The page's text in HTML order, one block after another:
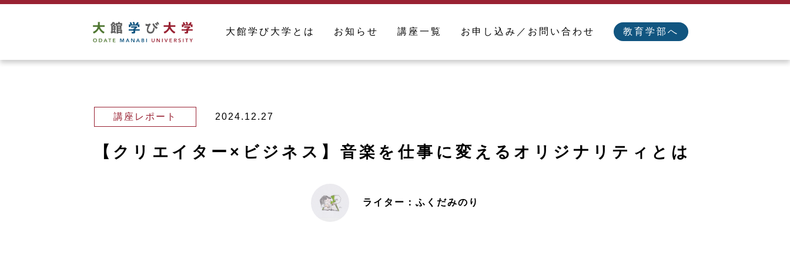
大館学び大学とは お知らせ 講座一覧 お申し込み／お問い合わせ 教育学部へ
講座レポート 2024.12.27
【クリエイター×ビジネス】音楽を仕事に変えるオリジナリティとは
ライター：ふくだみのり